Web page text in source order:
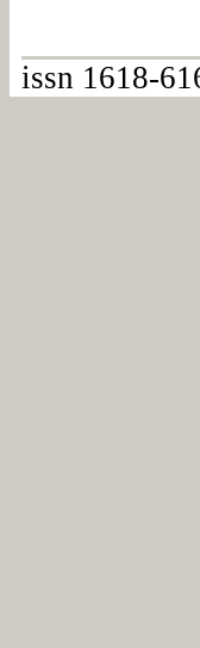
issn 1618-